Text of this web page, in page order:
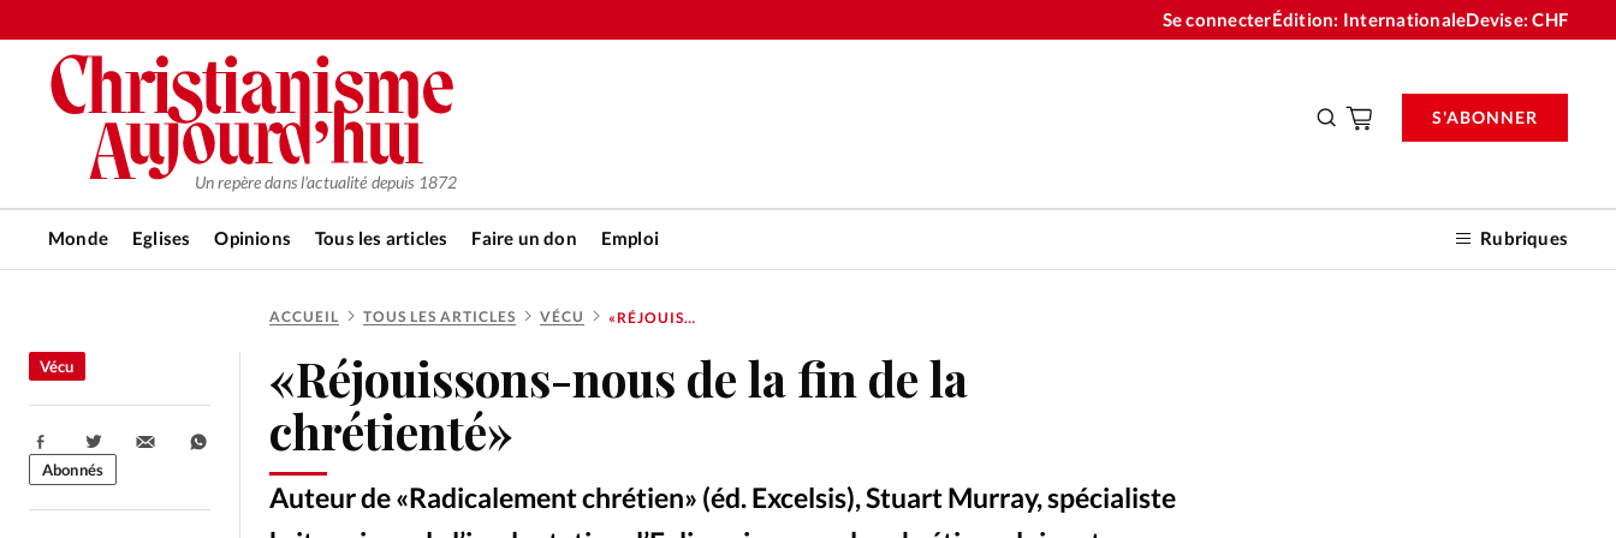
Se connecterÉdition: InternationaleDevise:CHF
Un repère dans l'actualité depuis 1872
Monde Eglises Opinions Tous les articles Faire un don Emploi Rubriques
S'ABONNER
RUBRIQUES
Tous les articles
Actualité chrétienne
Actualité internationale
Les abonnements
ACCUEIL TOUS LES ARTICLES VÉCU «RÉJOUISSONS-NOUS DE LA FIN DE LA CHRÉTIENTÉ»
«Réjouissons-nous de la fin de la
chrétienté»
Auteur de «Radicalement chrétien» (éd. Excelsis), Stuart Murray, spécialiste
Vécu
Partager:
Abonnés